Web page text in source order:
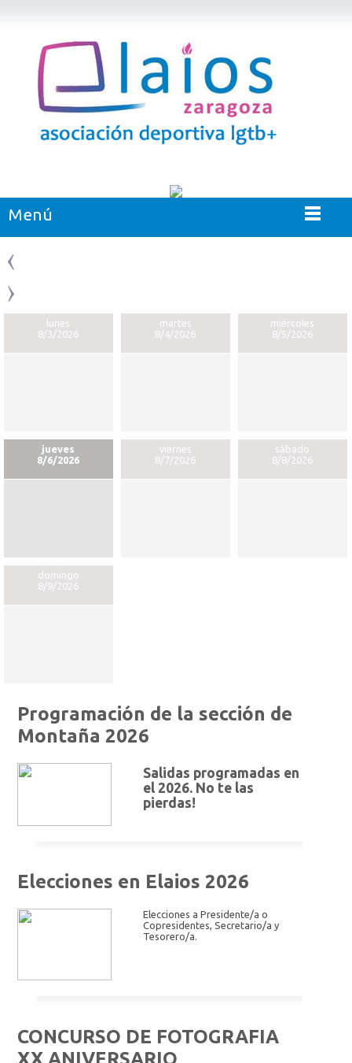
Menú
lunes
8/3/2026
martes
8/4/2026
miércoles
8/5/2026
jueves
8/6/2026
viernes
8/7/2026
sábado
8/8/2026
domingo
8/9/2026
Programación de la sección de
Montaña 2026
Salidas programadas en
el 2026. No te las
pierdas!
Elecciones en Elaios 2026
Elecciones a Presidente/a o
Copresidentes, Secretario/a y
Tesorero/a.
CONCURSO DE FOTOGRAFIA